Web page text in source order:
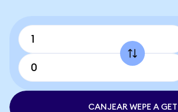
CANJEAR WEPE A GET